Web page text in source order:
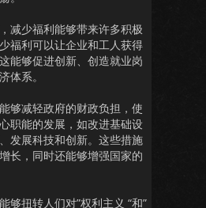
减少福利能够带来许多积极
福利可以让企业和工人获得
能够促进创新、创造就业岗
体系。
够减轻政府的财政负担，使
职能的发展，如改进基础设
发展科技和创新。这些措施
长，同时还能够增强国家的
够扭转人们对”权利主义 “和”